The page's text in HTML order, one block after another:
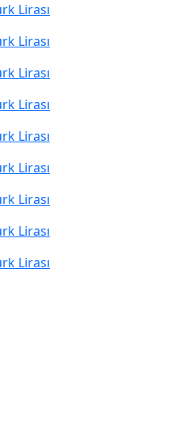
Lirası
Lirası
Lirası
Lirası
Lirası
Lirası
Lirası
Lirası
Lirası